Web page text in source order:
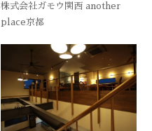
株式会社ガモウ関西 another
place京都